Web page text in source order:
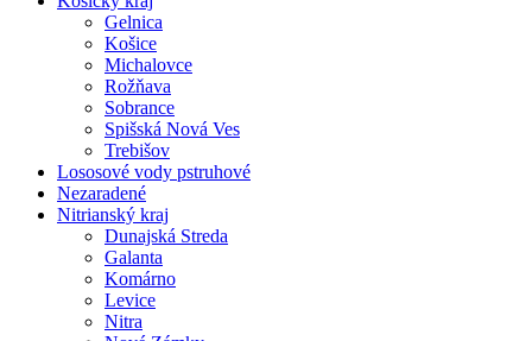
Gelnica
Košice
Michalovce
Rožňava
Sobrance
Spišská Nová Ves
Trebišov
Lososové vody pstruhové
Nezaradené
Nitrianský kraj
Dunajská Streda
Galanta
Komárno
Levice
Nitra